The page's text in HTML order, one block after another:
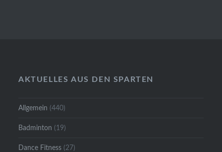
AKTUELLES AUS DEN SPARTEN
Allgemein (440)
Badminton (19)
Dance Fitness (27)